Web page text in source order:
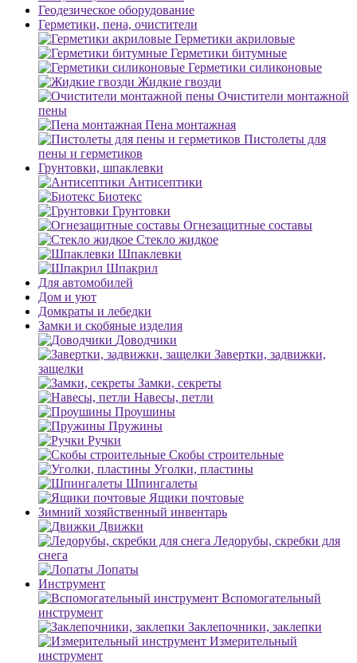
Геодезическое оборудование
Герметики, пена, очистители
Герметики акриловые
Герметики битумные
Герметики силиконовые
Жидкие гвозди
Очистители монтажной
пены
Пена монтажная
Пистолеты для
пены и герметиков
Грунтовки, шпаклевки
Антисептики
Биотекс
Грунтовки
Огнезащитные составы
Стекло жидкое
Шпаклевки
Шпакрил
Для автомобилей
Дом и уют
Домкраты и лебедки
Замки и скобяные изделия
Доводчики
Завертки, задвижки,
защелки
Замки, секреты
Навесы, петли
Проушины
Пружины
Ручки
Скобы строительные
Уголки, пластины
Шпингалеты
Ящики почтовые
Зимний хозяйственный инвентарь
Движки
Ледорубы, скребки для
снега
Лопаты
Инструмент
Вспомогательный
инструмент
Заклепочники, заклепки
Измерительный
инструмент